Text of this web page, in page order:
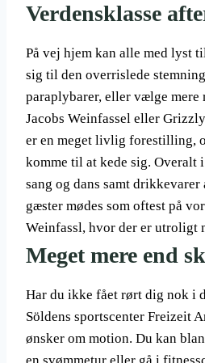
Verdensklasse
På vej hjem kan alle med lyst
sig til den overrislede
paraplybarer, eller vælge mere
Jacobs Weinfassel eller
er en meget livlig forestilling,
komme til at kede sig. Overalt
sang og dans samt
gæster mødes som oftest på
Weinfassl, hvor der er utroligt
Meget mere end
Har du ikke fået rørt dig nok i
Söldens sportscenter Freizeit
ønsker om motion. Du kan